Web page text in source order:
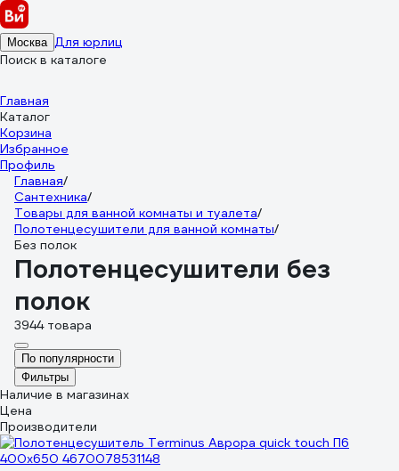
Москва Для юрлиц
Поиск в каталоге
Главная
Каталог
Корзина
Избранное
Профиль
Главная/
Сантехника/
Товары для ванной комнаты и туалета/
Полотенцесушители для ванной комнаты/
Без полок
Полотенцесушители без
полок
3944 товара
По популярности
Фильтры
Наличие в магазинах
Цена
Производители